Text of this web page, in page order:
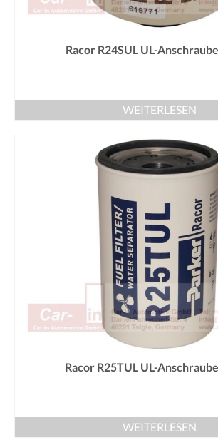
Racor R24SUL UL-
WEITERLESEN
Racor R25TUL UL-
WEITERLESEN